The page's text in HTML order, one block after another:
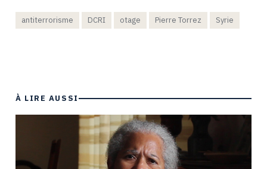
antiterrorisme DCRI otage Pierre Torrez Syrie
À LIRE AUSSI